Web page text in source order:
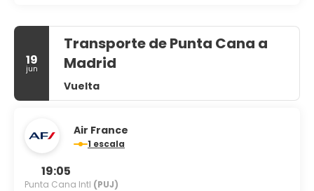
19
jun
Transporte de Punta Cana a
Madrid
Vuelta
Air France
1 escala
19:05
Punta Cana Intl (PUJ)